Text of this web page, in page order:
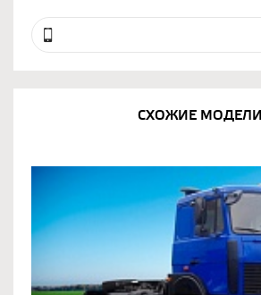
СХОЖИЕ МОДЕЛИ